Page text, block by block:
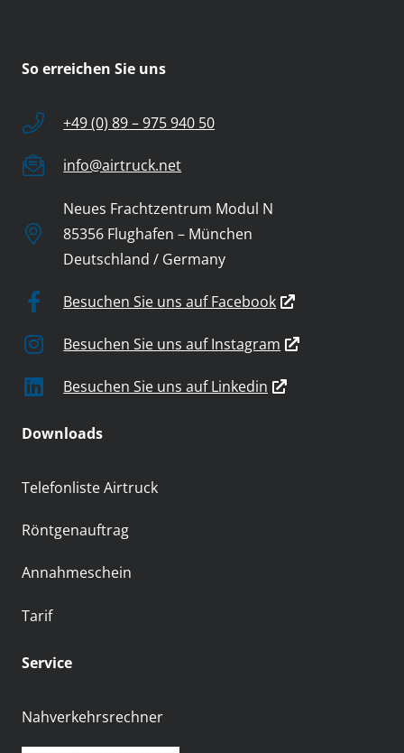
So erreichen Sie uns
+49 (0) 89 – 975 940 50
info@airtruck.net
Neues Frachtzentrum Modul N
85356 Flughafen – München
Deutschland / Germany
Besuchen Sie uns auf Facebook
Besuchen Sie uns auf Instagram
Besuchen Sie uns auf Linkedin
Downloads
Telefonliste Airtruck
Röntgenauftrag
Annahmeschein
Tarif
Service
Nahverkehrsrechner